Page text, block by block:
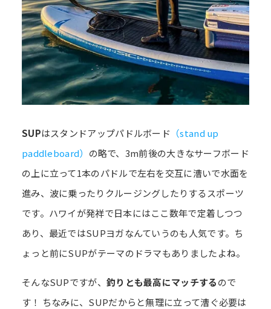
SUPはスタンドアップパドルボード （stand up
paddleboard） の略で、3m前後の大きなサーフボード
の上に立って1本のパドルで左右を交互に漕いで水面を
進み、波に乗ったりクルージングしたりするスポーツ
です。ハワイが発祥で日本にはここ数年で定着しつつ
あり、最近ではSUPヨガなんていうのも人気です。ち
ょっと前にSUPがテーマのドラマもありましたよね。
そんなSUPですが、 釣りとも最高にマッチするので
す！ ちなみに、SUPだからと無理に立って漕ぐ必要は